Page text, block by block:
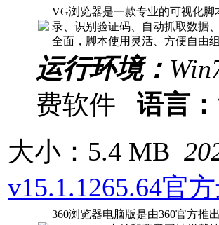
VG浏览器是一款专业的可视化
录、识别验证码、自动抓取数据
全面，脚本使用灵活、方便自由
运行环境：
费软件 语言：
大小：5.4 MB
v15.1.1265.64官
360浏览器电脑版是由360官方推